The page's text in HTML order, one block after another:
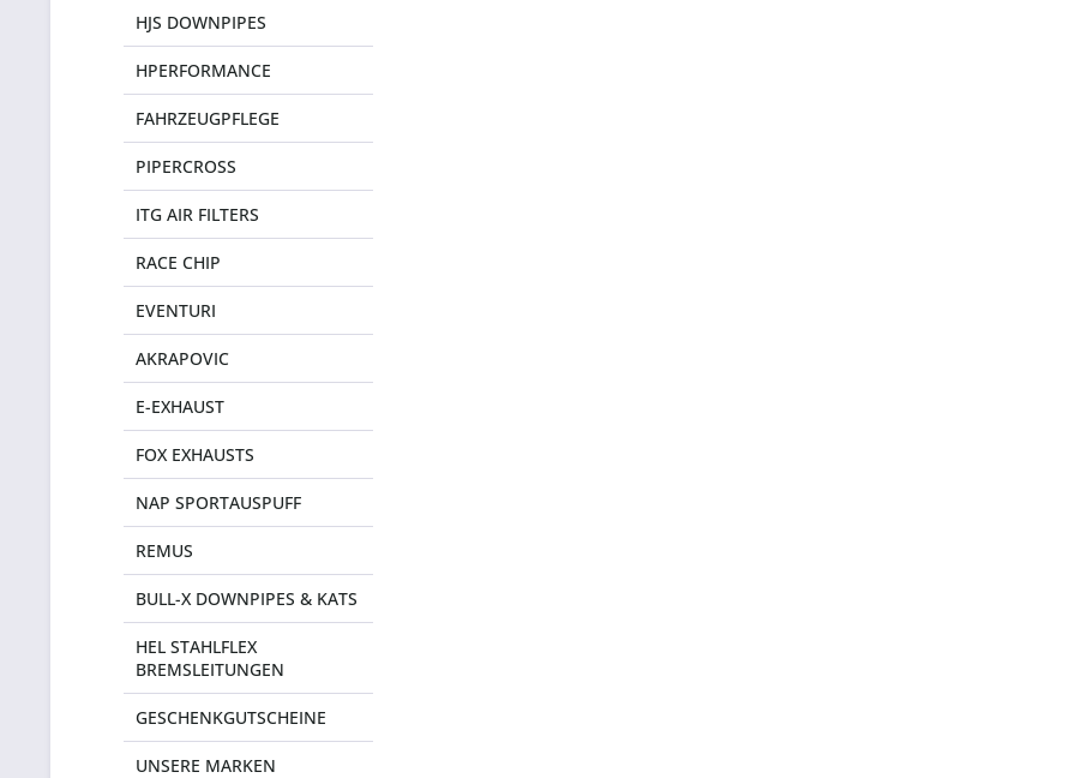
HJS DOWNPIPES
HPERFORMANCE
FAHRZEUGPFLEGE
PIPERCROSS
ITG AIR FILTERS
RACE CHIP
EVENTURI
AKRAPOVIC
E-EXHAUST
FOX EXHAUSTS
NAP SPORTAUSPUFF
REMUS
BULL-X DOWNPIPES & KATS
HEL STAHLFLEX
BREMSLEITUNGEN
GESCHENKGUTSCHEINE
UNSERE MARKEN